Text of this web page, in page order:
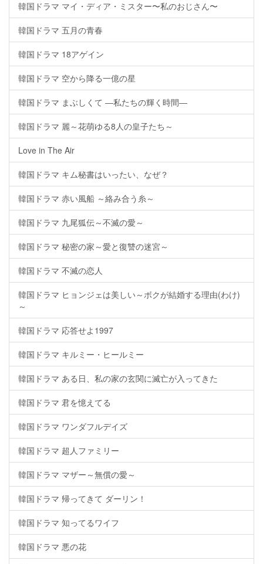
韓国ドラマ マイ・ディア・ミスター〜私のおじさん〜
韓国ドラマ 五月の青春
韓国ドラマ 18アゲイン
韓国ドラマ 空から降る一億の星
韓国ドラマ まぶしくて ―私たちの輝く時間―
韓国ドラマ 麗～花萌ゆる8人の皇子たち～
Love in The Air
韓国ドラマ キム秘書はいったい、なぜ？
韓国ドラマ 赤い風船 ～絡み合う糸～
韓国ドラマ 九尾狐伝～不滅の愛～
韓国ドラマ 秘密の家～愛と復讐の迷宮～
韓国ドラマ 不滅の恋人
韓国ドラマ ヒョンジェは美しい～ボクが結婚する理由(わけ)
～
韓国ドラマ 応答せよ1997
韓国ドラマ キルミー・ヒールミー
韓国ドラマ ある日、私の家の玄関に滅亡が入ってきた
韓国ドラマ 君を憶えてる
韓国ドラマ ワンダフルデイズ
韓国ドラマ 超人ファミリー
韓国ドラマ マザー～無償の愛～
韓国ドラマ 帰ってきて ダーリン！
韓国ドラマ 知ってるワイフ
韓国ドラマ 悪の花